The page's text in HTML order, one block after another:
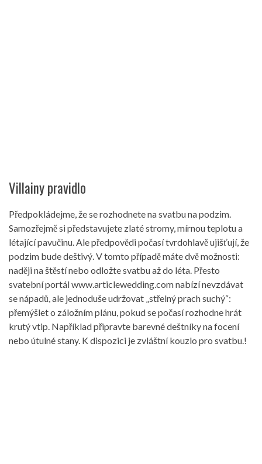
Villainy pravidlo
Předpokládejme, že se rozhodnete na svatbu na podzim.
Samozřejmě si představujete zlaté stromy, mírnou teplotu a
létající pavučinu. Ale předpovědi počasí tvrdohlavě ujišťují, že
podzim bude deštivý. V tomto případě máte dvě možnosti:
naději na štěstí nebo odložte svatbu až do léta. Přesto
svatební portál www.articlewedding.com nabízí nevzdávat
se nápadů, ale jednoduše udržovat „střelný prach suchý“:
přemýšlet o záložním plánu, pokud se počasí rozhodne hrát
krutý vtip. Například připravte barevné deštníky na focení
nebo útulné stany. K dispozici je zvláštní kouzlo pro svatbu.!